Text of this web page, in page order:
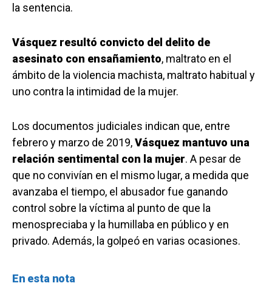
la sentencia.
Vásquez resultó convicto del delito de
asesinato con ensañamiento, maltrato en el
ámbito de la violencia machista, maltrato habitual y
uno contra la intimidad de la mujer.
Los documentos judiciales indican que, entre
febrero y marzo de 2019,Vásquez mantuvo una
relación sentimental con la mujer. A pesar de
que no convivían en el mismo lugar, a medida que
avanzaba el tiempo, el abusador fue ganando
control sobre la víctima al punto de que la
menospreciaba y la humillaba en público y en
privado. Además, la golpeó en varias ocasiones.
En esta nota